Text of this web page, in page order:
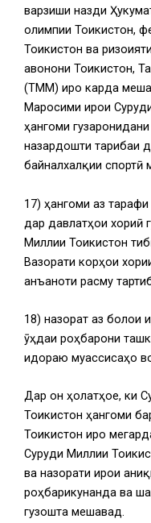
варзиши назди
олимпии Тоҷикистон,
Тоҷикистон ва
ҷавонони Тоҷикистон,
(ТММ) иҷро карда
Маросими иҷрои
ҳангоми
назардошти таҷрибаи
байналхалқии
17) ҳангоми аз
дар давлатҳои хориҷӣ
Миллии Тоҷикистон
Вазорати корҳои
анъаноти расму
18) назорат аз болои
ӯҳдаи роҳбарони
идораю муассисаҳо
Дар он ҳолатҳое, ки
Тоҷикистон ҳангоми
Тоҷикистон иҷро
Суруди Миллии
ва назорати иҷрои
роҳбарикунанда ва
гузошта мешавад.